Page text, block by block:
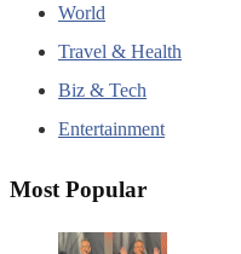
World
Travel & Health
Biz & Tech
Entertainment
Most Popular